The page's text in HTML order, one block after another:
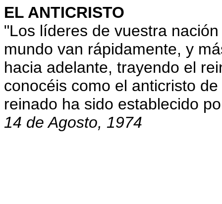
EL ANTICRISTO
"Los líderes de vuestra
mundo van rápidamente, y
hacia adelante, trayendo el
conocéis como el anticristo
reinado ha sido establecido
14 de Agosto, 1974